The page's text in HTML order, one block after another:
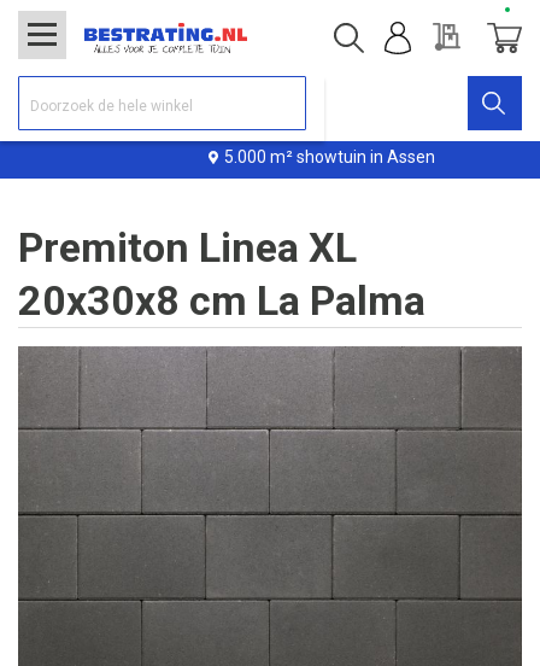
5.000 m² showtuin in Assen
Offerte
Premiton Linea XL
20x30x8 cm La Palma
naar
van
de